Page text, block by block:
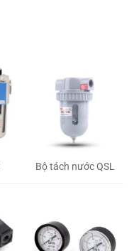
Bộ tách nước QSL